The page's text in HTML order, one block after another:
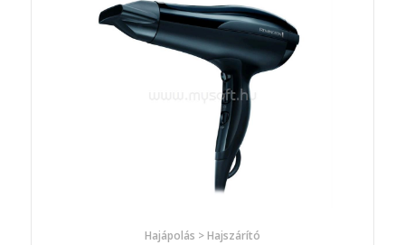
Hajápolás > Hajszárító